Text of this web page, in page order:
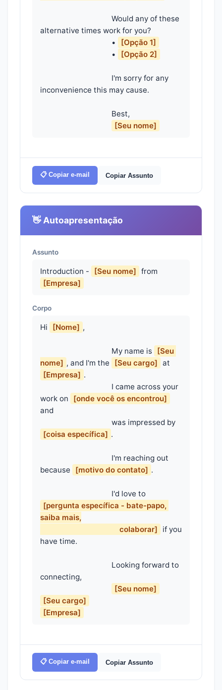
alternative times work for you?
                                    •
[Opção 1]
                                    •
[Opção 2]
inconvenience this may cause.
[Seu nome]
📋 Copiar e-mail Copiar Assunto
👋 Autoapresentação
Assunto
Introduction - [Seu nome] from
[Empresa]
Corpo
Hi [Nome] ,
                                    My name is
[Seu
nome] , and I'm the [Seu cargo]
[Empresa] .
work on
[onde você os encontrou]
and
[coisa específica] .
because
[motivo do contato] .
[pergunta específica - bate-papo,
saiba mais,
                                        colaborar]
if you
have time.
connecting,
[Seu nome]
[Seu cargo]
[Empresa]
📋 Copiar e-mail Copiar Assunto